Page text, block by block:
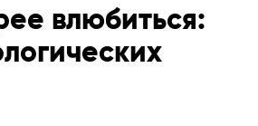
влюбиться: